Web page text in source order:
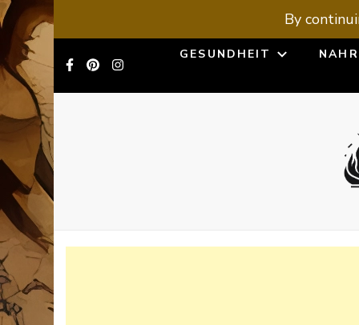
By
GESUNDHEIT